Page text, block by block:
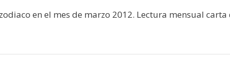
en el mes de marzo 2012. Lectura mensual